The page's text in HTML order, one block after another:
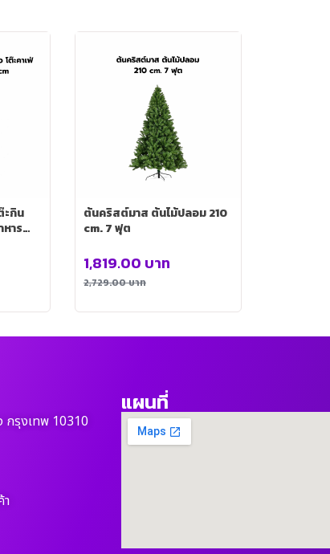
ะกิน
หาร
ต้นคริสต์มาส ต้นไม้ปลอม 210
cm. 7 ฟุต
2,729.00บาท
1,819.00 บาท
กรุงเทพ 10310
แผนที่